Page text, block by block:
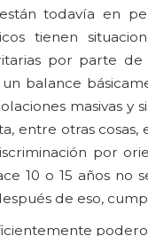
todavía en
tienen
por parte
balance
masivas
entre otras
por
10 o 15 años
de eso,